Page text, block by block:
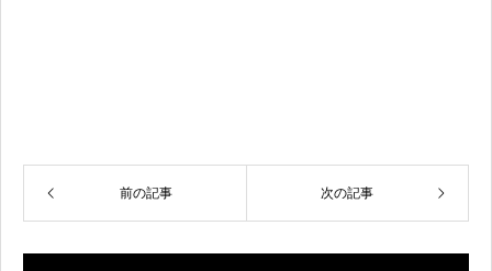
前の記事 次の記事